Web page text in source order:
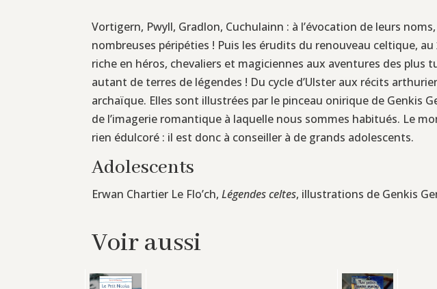
Vortigern, Pwyll, Gradlon, Cuchulainn : à l’évocation de leurs
nombreuses péripéties ! Puis les érudits du renouveau celtique, au
riche en héros, chevaliers et magiciennes aux aventures des plus
autant de terres de légendes ! Du cycle d’Ulster aux récits
archaïque. Elles sont illustrées par le pinceau onirique de Genkis
de l’imagerie romantique à laquelle nous sommes habitués. Le
rien édulcoré : il est donc à conseiller à de grands adolescents.
Adolescents
Erwan Chartier Le Flo’ch,Légendes celtes, illustrations de Genkis
Voir aussi